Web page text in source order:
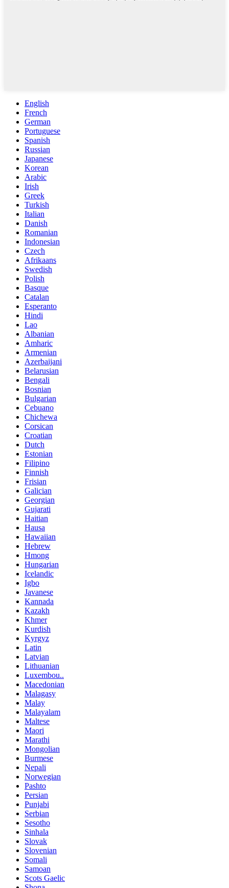
English
French
German
Portuguese
Spanish
Russian
Japanese
Korean
Arabic
Irish
Greek
Turkish
Italian
Danish
Romanian
Indonesian
Czech
Afrikaans
Swedish
Polish
Basque
Catalan
Esperanto
Hindi
Lao
Albanian
Amharic
Armenian
Azerbaijani
Belarusian
Bengali
Bosnian
Bulgarian
Cebuano
Chichewa
Corsican
Croatian
Dutch
Estonian
Filipino
Finnish
Frisian
Galician
Georgian
Gujarati
Haitian
Hausa
Hawaiian
Hebrew
Hmong
Hungarian
Icelandic
Igbo
Javanese
Kannada
Kazakh
Khmer
Kurdish
Kyrgyz
Latin
Latvian
Lithuanian
Luxembou..
Macedonian
Malagasy
Malay
Malayalam
Maltese
Maori
Marathi
Mongolian
Burmese
Nepali
Norwegian
Pashto
Persian
Punjabi
Serbian
Sesotho
Sinhala
Slovak
Slovenian
Somali
Samoan
Scots Gaelic